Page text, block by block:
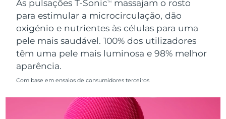
As pulsações T-SonicTM
massajam o rosto
para estimular a microcirculação, dão
oxigénio e nutrientes às células para uma
pele mais saudável. 100% dos utilizadores
têm uma pele mais luminosa e 98% melhor
aparência.
Com base em ensaios de consumidores terceiros
Singapura Entrega prevista
Eslováquia Entrega prevista8/9/26
Eslovênia
Coreia do Sul Entrega prevista